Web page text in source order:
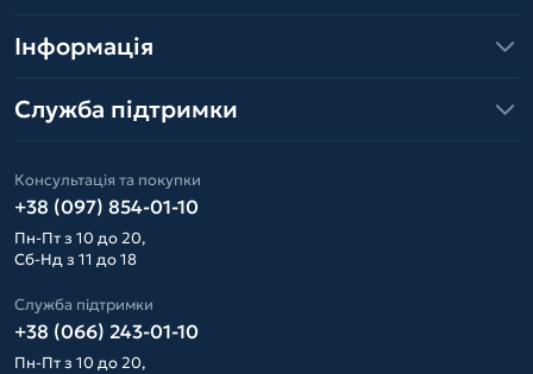
Інформація
Служба підтримки
Консультація та покупки
+38 (097) 854-01-10
Пн-Пт з 10 до 20,
Сб-Нд з 11 до 18
Служба підтримки
+38 (066) 243-01-10
Пн-Пт з 10 до 20,